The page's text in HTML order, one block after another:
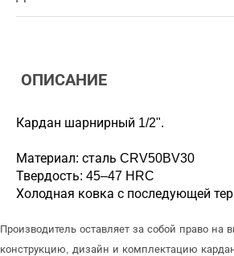
ОПИСАНИЕ
Кардан шарнирный 1/2".
Материал: сталь CRV50BV30
Твердость: 45–47 HRC
Холодная ковка с последующей
Производитель оставляет за собой право на
конструкцию, дизайн и комплектацию